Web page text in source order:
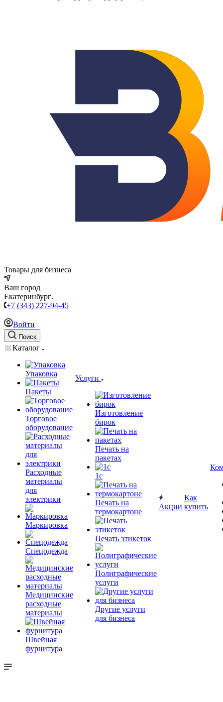
Товары для бизнеса
Ваш город
Екатеринбург
+7 (343) 227-94-45
Войти
Поиск
Каталог
Упаковка
Пакеты
Торговое
оборудование
Расходные
материалы
для
электрики
Маркировка
Спецодежда
Медицинские
расходные
материалы
Швейная
фурнитура
Услуги
Изготовление
бирок
Печать на
пакетах
1c
Печать на
термокартоне
Печать этикеток
Полиграфические
услуги
Другие услуги
для бизнеса
Акции
Как
купить